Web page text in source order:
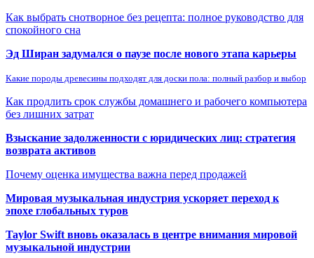
Как выбрать снотворное без рецепта: полное руководство для
спокойного сна
Эд Ширан задумался о паузе после нового этапа карьеры
Какие породы древесины подходят для доски пола: полный разбор и выбор
Как продлить срок службы домашнего и рабочего компьютера
без лишних затрат
Взыскание задолженности с юридических лиц: стратегия
возврата активов
Почему оценка имущества важна перед продажей
Мировая музыкальная индустрия ускоряет переход к
эпохе глобальных туров
Taylor Swift вновь оказалась в центре внимания мировой
музыкальной индустрии